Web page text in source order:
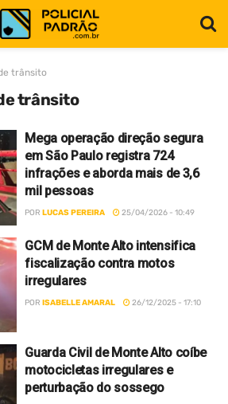
trânsito
trânsito
Mega operação direção segura
em São Paulo registra 724
infrações e aborda mais de 3,6
mil pessoas
POR LUCAS PEREIRA 25/04/2026 - 10:49
GCM de Monte Alto intensifica
fiscalização contra motos
irregulares
POR ISABELLE AMARAL 26/12/2025 - 17:10
Guarda Civil de Monte Alto coíbe
motocicletas irregulares e
perturbação do sossego